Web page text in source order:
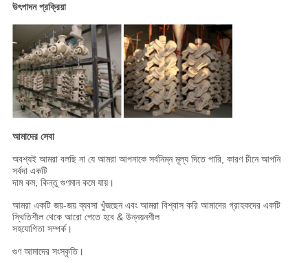
উৎপাদন প্রক্রিয়া
আমাদের সেবা
অবশ্যই আমরা বলছি না যে আমরা আপনাকে সর্বনিম্ন মূল্য দিতে পারি, কারণ চীনে আপনি
সর্বদা একটি
দাম কম, কিন্তু গুণমান কমে যায়।
আমরা একটি জয়-জয় ব্যবসা খুঁজছেন এবং আমরা বিশ্বাস করি আমাদের গ্রাহকদের একটি
স্থিতিশীল থেকে আরো পেতে হবে & উন্নয়নশীল
সহযোগিতা সম্পর্ক।
গুণ আমাদের সংস্কৃতি।